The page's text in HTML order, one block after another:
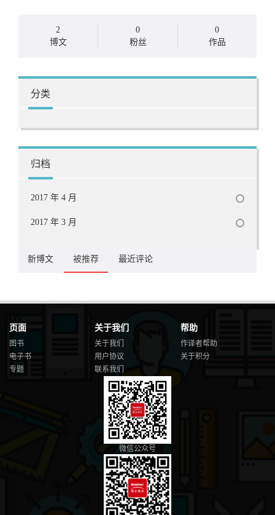
2
博文
0
粉丝
0
作品
分类
归档
2017 年 4 月
2017 年 3 月
新博文 被推荐 最近评论
页面
图书
电子书
专题
关于我们
关于我们
用户协议
联系我们
帮助
作译者帮助
关于积分
微信公众号